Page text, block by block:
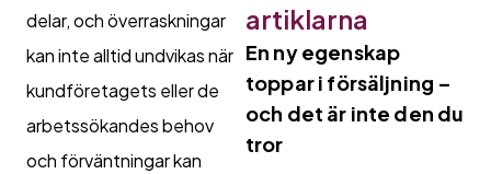
delar, och överraskningar
kan inte alltid undvikas när
kundföretagets eller de
arbetssökandes behov
och förväntningar kan
artiklarna
En ny egenskap
toppar i försäljning –
och det är inte den du
tror